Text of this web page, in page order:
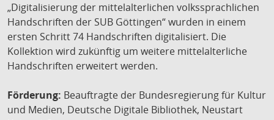
„Digitalisierung der mittelalterlichen volkssprachlichen
Handschriften der SUB Göttingen“ wurden in einem
ersten Schritt 74 Handschriften digitalisiert. Die
Kollektion wird zukünftig um weitere mittelalterliche
Handschriften erweitert werden.
Förderung: Beauftragte der Bundesregierung für Kultur
und Medien, Deutsche Digitale Bibliothek, Neustart